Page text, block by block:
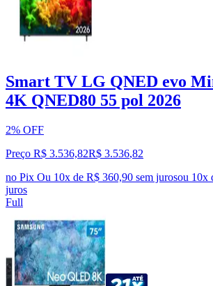
Smart TV LG QNED evo
4K QNED80 55 pol 2026
2% OFF
Preço R$ 3.536,82R$ 3.536,82
no Pix Ou 10x de R$ 360,90 sem jurosou 10x
juros
Full